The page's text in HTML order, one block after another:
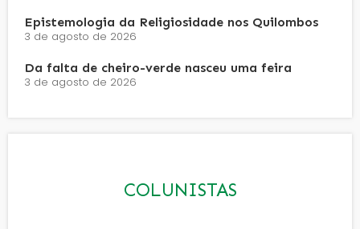
Epistemologia da Religiosidade nos Quilombos
3 de agosto de 2026
Da falta de cheiro-verde nasceu uma feira
3 de agosto de 2026
COLUNISTAS